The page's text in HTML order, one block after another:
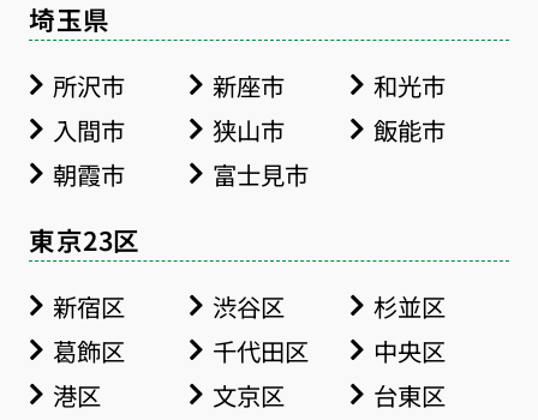
埼玉県
所沢市 新座市
和光市
入間市
狭山市
飯能市
朝霞市
富士見市
東京23区
新宿区 渋谷区
杉並区
葛飾区
千代田区
中央区
港区
文京区
台東区